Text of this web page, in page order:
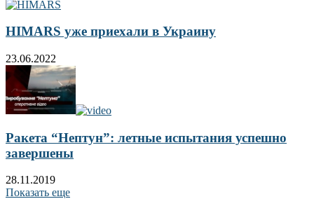
HIMARS уже приехали в Украину
23.06.2022
Ракета “Нептун”: летные испытания успешно
завершены
28.11.2019
Показать еще